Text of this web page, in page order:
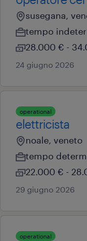
susegana,
tempo
28.000 € -
24 giugno 2026
operational
elettricista
noale, veneto
tempo
22.000 € -
29 giugno 2026
operational